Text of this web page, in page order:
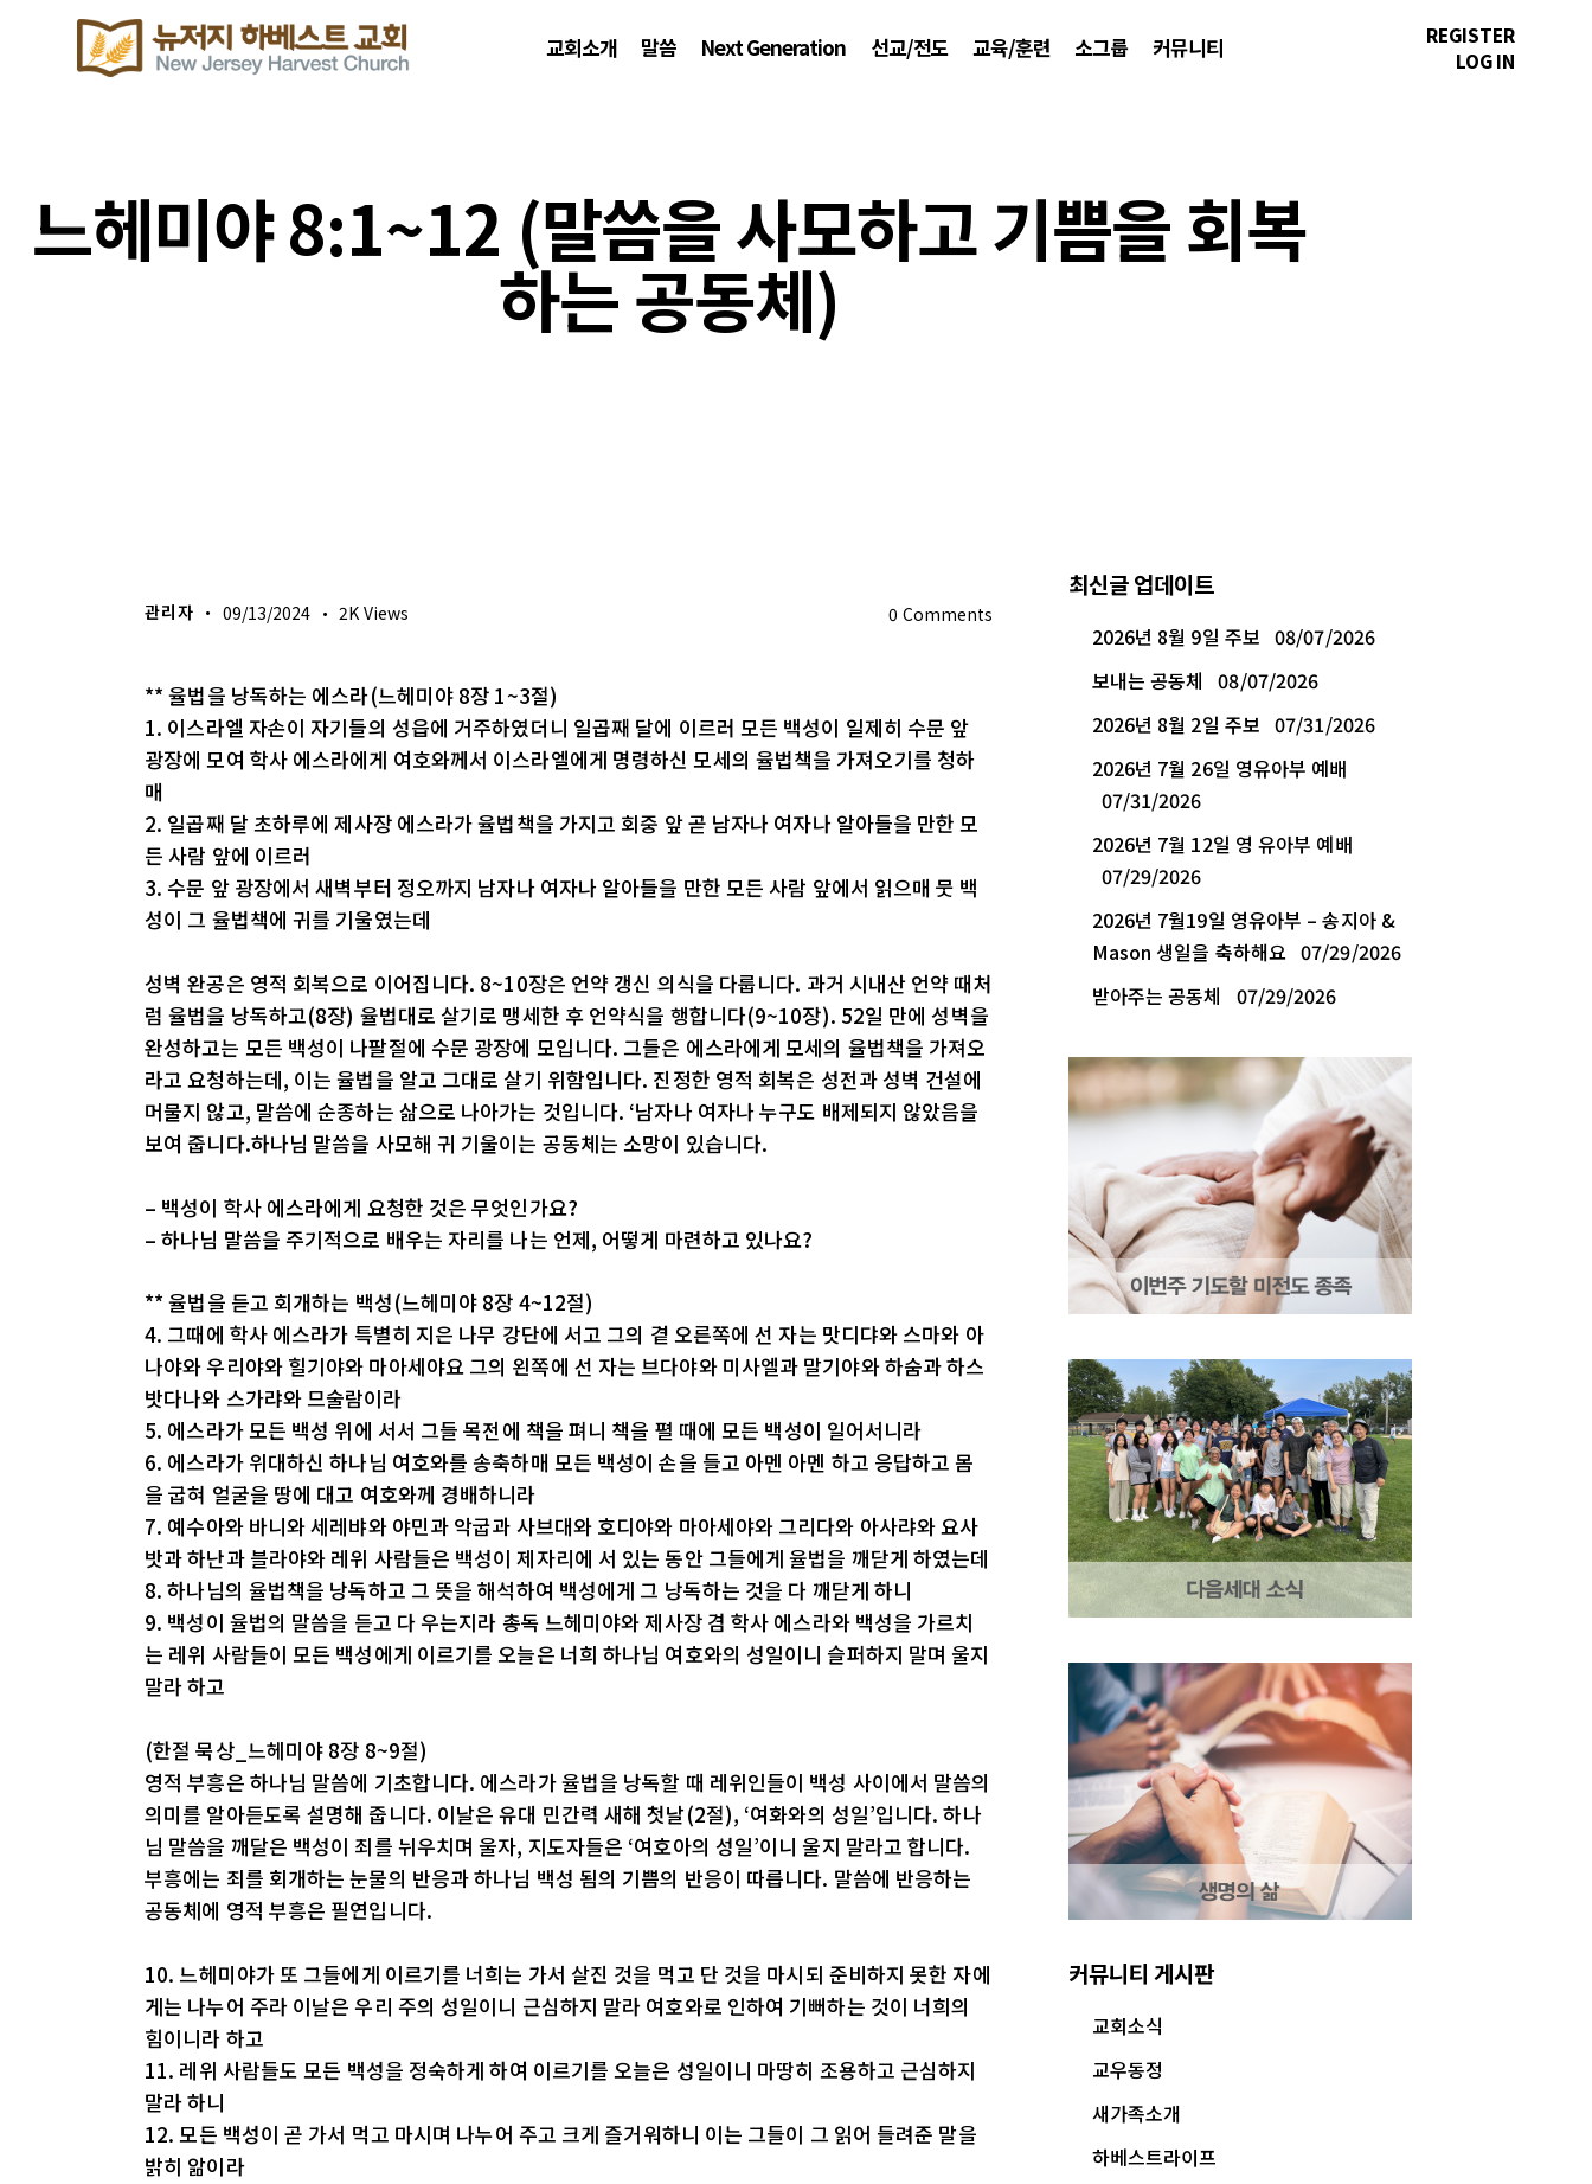
교회소개 말씀 Next Generation 선교/전도 교육/훈련 소그룹 커뮤니티
REGISTER
LOG IN
느헤미야 8:1~12 (말씀을 사모하고 기쁨을 회복
하는 공동체)
관리자 09/13/2024 2K Views 0 Comments
** 율법을 낭독하는 에스라(느헤미야 8장 1~3절)
1. 이스라엘 자손이 자기들의 성읍에 거주하였더니 일곱째 달에 이르러 모든 백성이 일제히 수문 앞
광장에 모여 학사 에스라에게 여호와께서 이스라엘에게 명령하신 모세의 율법책을 가져오기를 청하
매
2. 일곱째 달 초하루에 제사장 에스라가 율법책을 가지고 회중 앞 곧 남자나 여자나 알아들을 만한 모
든 사람 앞에 이르러
3. 수문 앞 광장에서 새벽부터 정오까지 남자나 여자나 알아들을 만한 모든 사람 앞에서 읽으매 뭇 백
성이 그 율법책에 귀를 기울였는데
성벽 완공은 영적 회복으로 이어집니다. 8~10장은 언약 갱신 의식을 다룹니다. 과거 시내산 언약 때처
럼 율법을 낭독하고(8장) 율법대로 살기로 맹세한 후 언약식을 행합니다(9~10장). 52일 만에 성벽을
완성하고는 모든 백성이 나팔절에 수문 광장에 모입니다. 그들은 에스라에게 모세의 율법책을 가져오
라고 요청하는데, 이는 율법을 알고 그대로 살기 위함입니다. 진정한 영적 회복은 성전과 성벽 건설에
머물지 않고, 말씀에 순종하는 삶으로 나아가는 것입니다. ‘남자나 여자나 누구도 배제되지 않았음을
보여 줍니다.하나님 말씀을 사모해 귀 기울이는 공동체는 소망이 있습니다.
– 백성이 학사 에스라에게 요청한 것은 무엇인가요?
– 하나님 말씀을 주기적으로 배우는 자리를 나는 언제, 어떻게 마련하고 있나요?
** 율법을 듣고 회개하는 백성(느헤미야 8장 4~12절)
4. 그때에 학사 에스라가 특별히 지은 나무 강단에 서고 그의 곁 오른쪽에 선 자는 맛디댜와 스마와 아
나야와 우리야와 힐기야와 마아세야요 그의 왼쪽에 선 자는 브다야와 미사엘과 말기야와 하숨과 하스
밧다나와 스가랴와 므술람이라
5. 에스라가 모든 백성 위에 서서 그들 목전에 책을 펴니 책을 펼 때에 모든 백성이 일어서니라
6. 에스라가 위대하신 하나님 여호와를 송축하매 모든 백성이 손을 들고 아멘 아멘 하고 응답하고 몸
을 굽혀 얼굴을 땅에 대고 여호와께 경배하니라
7. 예수아와 바니와 세레뱌와 야민과 악굽과 사브대와 호디야와 마아세야와 그리다와 아사랴와 요사
밧과 하난과 블라야와 레위 사람들은 백성이 제자리에 서 있는 동안 그들에게 율법을 깨닫게 하였는데
8. 하나님의 율법책을 낭독하고 그 뜻을 해석하여 백성에게 그 낭독하는 것을 다 깨닫게 하니
9. 백성이 율법의 말씀을 듣고 다 우는지라 총독 느헤미야와 제사장 겸 학사 에스라와 백성을 가르치
는 레위 사람들이 모든 백성에게 이르기를 오늘은 너희 하나님 여호와의 성일이니 슬퍼하지 말며 울지
말라 하고
(한절 묵상_느헤미야 8장 8~9절)
영적 부흥은 하나님 말씀에 기초합니다. 에스라가 율법을 낭독할 때 레위인들이 백성 사이에서 말씀의
의미를 알아듣도록 설명해 줍니다. 이날은 유대 민간력 새해 첫날(2절), ‘여화와의 성일’입니다. 하나
님 말씀을 깨달은 백성이 죄를 뉘우치며 울자, 지도자들은 ‘여호아의 성일’이니 울지 말라고 합니다.
부흥에는 죄를 회개하는 눈물의 반응과 하나님 백성 됨의 기쁨의 반응이 따릅니다. 말씀에 반응하는
공동체에 영적 부흥은 필연입니다.
10. 느헤미야가 또 그들에게 이르기를 너희는 가서 살진 것을 먹고 단 것을 마시되 준비하지 못한 자에
게는 나누어 주라 이날은 우리 주의 성일이니 근심하지 말라 여호와로 인하여 기뻐하는 것이 너희의
힘이니라 하고
11. 레위 사람들도 모든 백성을 정숙하게 하여 이르기를 오늘은 성일이니 마땅히 조용하고 근심하지
말라 하니
12. 모든 백성이 곧 가서 먹고 마시며 나누어 주고 크게 즐거워하니 이는 그들이 그 읽어 들려준 말을
밝히 앎이라
최신글 업데이트
2026년 8월 9일 주보 08/07/2026
보내는 공동체 08/07/2026
2026년 8월 2일 주보 07/31/2026
2026년 7월 26일 영유아부 예배
07/31/2026
2026년 7월 12일 영 유아부 예배
07/29/2026
2026년 7월19일 영유아부 – 송지아 &
Mason 생일을 축하해요 07/29/2026
받아주는 공동체
07/29/2026
커뮤니티 게시판
교회소식
교우동정
새가족소개
하베스트라이프